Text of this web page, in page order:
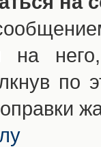
на
по